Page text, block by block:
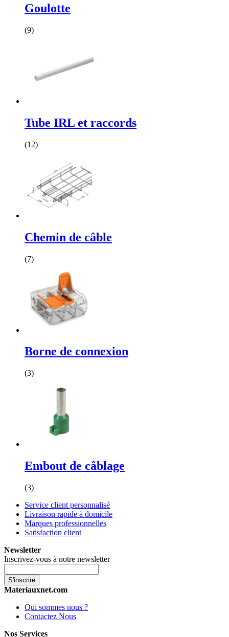
Goulotte
(9)
Tube IRL et raccords
(12)
Chemin de câble
(7)
Borne de connexion
(3)
Embout de câblage
(3)
Service client personnalisé
Livraison rapide à domicile
Marques professionnelles
Satisfaction client
Newsletter
Inscrivez-vous à notre newsletter
S'inscrire
Materiauxnet.com
Qui sommes nous ?
Contactez Nous
Nos Services